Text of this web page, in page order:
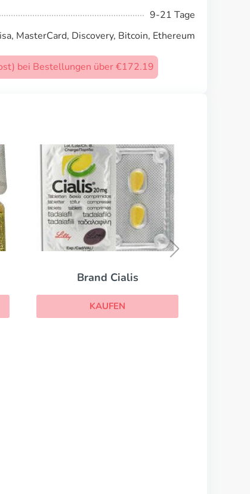
9-21 Tage
MasterCard, Discovery, Bitcoin, Ethereum
bei Bestellungen über €172.19
Kamagra
KAUFEN